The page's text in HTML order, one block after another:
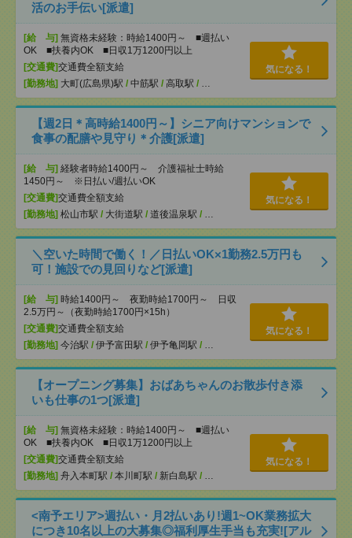
活のお手伝い[派遣]
[給 与] 無資格未経験：時給1400円～ ■週払い
OK ■扶養内OK ■日収1万1200円以上
[交通費]交通費全額支給
[勤務地] 大町(広島県)駅 / 中筋駅 / 高取駅 / …
気になる！
【週2日＊高時給1400円～】シニア向けマンションで
食事の配膳や見守り＊介護[派遣]
[給 与] 経験者時給1400円～ 介護福祉士時給
1450円～ ※日払い/週払いOK
[交通費]交通費全額支給
[勤務地] 松山市駅 / 大街道駅 / 道後温泉駅 / …
気になる！
＼空いた時間で働く！／日払いOK×1勤務2.5万円も
可！施設での見回りなど[派遣]
[給 与] 時給1400円～ 夜勤時給1700円～ 日収
2.5万円～（夜勤時給1700円×15h）
[交通費]交通費全額支給
[勤務地] 今治駅 / 伊予富田駅 / 伊予亀岡駅 / …
気になる！
【オープニング募集】おばあちゃんのお散歩付き添
いも仕事の1つ[派遣]
[給 与] 無資格未経験：時給1400円～ ■週払い
OK ■扶養内OK ■日収1万1200円以上
[交通費]交通費全額支給
[勤務地] 舟入本町駅 / 本川町駅 / 新白島駅 / …
気になる！
<南予エリア>週払い・月2払いあり!週1~OK業務拡大
につき10名以上の大募集◎福利厚生手当も充実![アル